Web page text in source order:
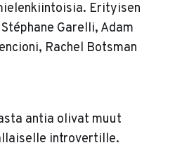
Erityisen
Garelli, Adam
Rachel Botsman
antia olivat muut
introvertille.